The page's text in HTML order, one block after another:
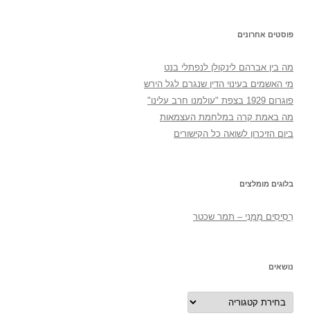
פוסטים אחרונים
מה בין אברהם לינקולן לנפתלי בנט
מי האשמים בעינוי הדין שנגרם לגל הירש
פוגרום 1929 בצפת "עולמנו חרב עלינו"
מה באמת קרה במלחמת העצמאות
ביום הזיכרון לשואה כל הקישורים
בלוגים מומלצים
רְסִיסִים מִמֶנִי – תמר שכטר
נושאים
נושאים